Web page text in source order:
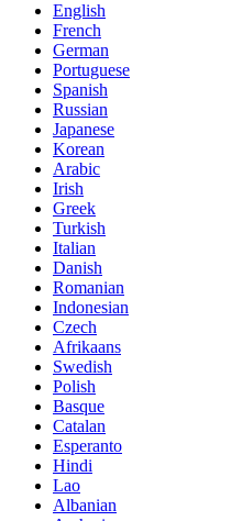
English
French
German
Portuguese
Spanish
Russian
Japanese
Korean
Arabic
Irish
Greek
Turkish
Italian
Danish
Romanian
Indonesian
Czech
Afrikaans
Swedish
Polish
Basque
Catalan
Esperanto
Hindi
Lao
Albanian